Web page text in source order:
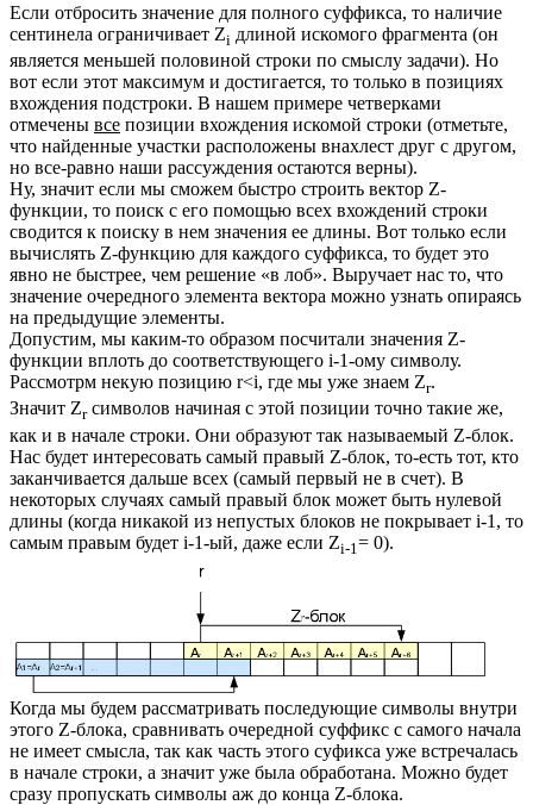
Если отбросить значение для полного суффикса, то наличие
сентинела ограничивает Zi длиной искомого фрагмента (он
является меньшей половиной строки по смыслу задачи). Но
вот если этот максимум и достигается, то только в позициях
вхождения подстроки. В нашем примере четверками
отмечены все позиции вхождения искомой строки (отметьте,
что найденные участки расположены внахлест друг с другом,
но все-равно наши рассуждения остаются верны).
Ну, значит если мы сможем быстро строить вектор Z-
функции, то поиск с его помощью всех вхождений строки
сводится к поиску в нем значения ее длины. Вот только если
вычислять Z-функцию для каждого суффикса, то будет это
явно не быстрее, чем решение «в лоб». Выручает нас то, что
значение очередного элемента вектора можно узнать опираясь
на предыдущие элементы.
Допустим, мы каким-то образом посчитали значения Z-
функции вплоть до соответствующего i-1-ому символу.
Рассмотрм некую позицию r<i, где мы уже знаем Zr.
Значит Zrсимволов начиная с этой позиции точно такие же,
как и в начале строки. Они образуют так называемый Z-блок.
Нас будет интересовать самый правый Z-блок, то-есть тот, кто
заканчивается дальше всех (самый первый не в счет). В
некоторых случаях самый правый блок может быть нулевой
длины (когда никакой из непустых блоков не покрывает i-1, то
самым правым будет i-1-ый, даже если Zi-1 = 0).
Когда мы будем рассматривать последующие символы внутри
этого Z-блока, сравнивать очередной суффикс с самого начала
не имеет смысла, так как часть этого суфикса уже встречалась
в начале строки, а значит уже была обработана. Можно будет
сразу пропускать символы аж до конца Z-блока.